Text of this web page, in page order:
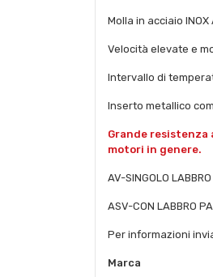
Molla in acciaio INOX
Velocità elevate e
Intervallo di
Inserto metallico
Grande
motori in genere.
AV-SINGOLO LABBRO
ASV-CON LABBRO
Per informazioni
Marca